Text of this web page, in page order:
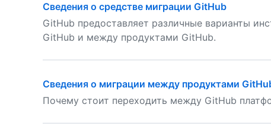
Сведения о средстве миграции GitHub
GitHub предоставляет различные варианты
GitHub и между продуктами GitHub.
Сведения о миграции между продуктами
Почему стоит переходить между GitHub